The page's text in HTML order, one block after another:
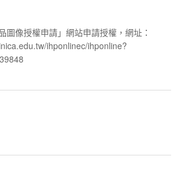
圖像授權申請」網站申請授權，網址：
ihponlinec/ihponline?